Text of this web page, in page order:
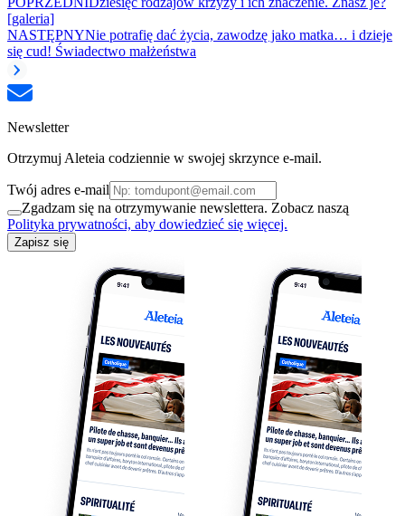
[galeria]
NASTĘPNYNie potrafię dać życia, zawodzę jako matka… i dzieje
się cud! Świadectwo małżeństwa
Newsletter
Otrzymuj Aleteia codziennie w swojej skrzynce e-mail.
Twój adres e-mail
Zgadzam się na otrzymywanie newslettera. Zobacz naszą
Polityka prywatności, aby dowiedzieć się więcej.
Zapisz się